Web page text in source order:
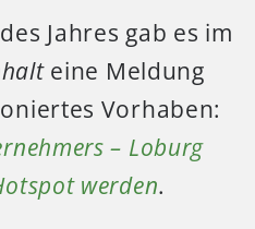
Jahres gab es im
eine Meldung
Vorhaben:
– Loburg
werden.